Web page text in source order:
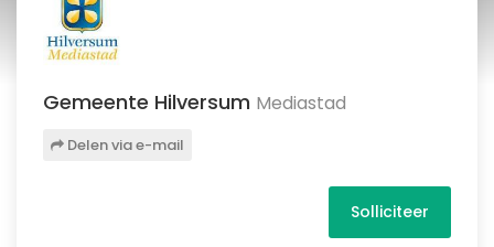
Gemeente Hilversum Mediastad
Delen via e-mail
Solliciteer